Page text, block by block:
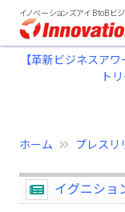
イノベーションズアイ BtoBビ
【革新ビジネスア
ト
ホーム プレスリ
イグニショ